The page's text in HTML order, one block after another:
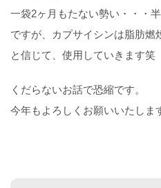
一袋2ヶ月もたない勢い・・・
ですが、カプサイシンは脂肪燃
と信じて、使用していきます笑
くだらないお話で恐縮です。
今年もよろしくお願いいたしま